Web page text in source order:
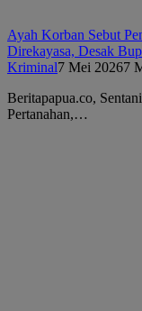
Ayah Korban Sebut
Direkayasa, Desak
Kriminal7 Mei 20267
Beritapapua.co,
Pertanahan,…